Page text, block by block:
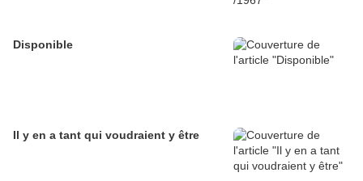
Disponible
Il y en a tant qui voudraient y être